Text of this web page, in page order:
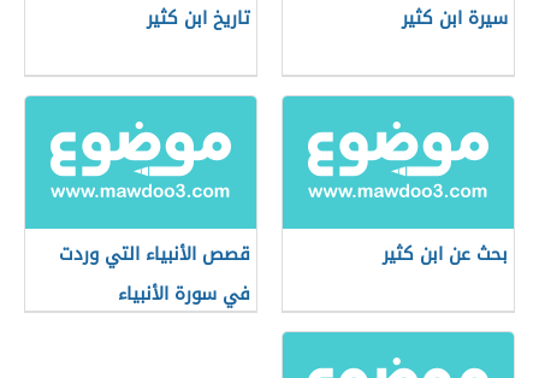
سيرة ابن كثير تاريخ ابن كثير
بحث عن ابن كثير
قصص الأنبياء التي وردت
في سورة الأنبياء